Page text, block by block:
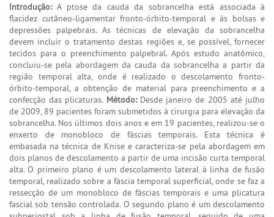
Introdução:A ptose da cauda da sobrancelha está associada à
flacidez cutâneo-ligamentar fronto-órbito-temporal e às bolsas e
depressões palpebrais. As técnicas de elevação da sobrancelha
devem incluir o tratamento destas regiões e, se possível, fornecer
tecidos para o preenchimento palpebral. Após estudo anatômico,
concluiu-se pela abordagem da cauda da sobrancelha a partir da
região temporal alta, onde é realizado o descolamento fronto-
órbito-temporal, a obtenção de material para preenchimento e a
confecção das plicaturas. Método:Desde janeiro de 2005 até julho
de 2009, 89 pacientes foram submetidos à cirurgia para elevação da
sobrancelha. Nos últimos dois anos e em 19 pacientes, realizou-se o
enxerto de monobloco de fáscias temporais. Esta técnica é
embasada na técnica de Knise e caracteriza-se pela abordagem em
dois planos de descolamento a partir de uma incisão curta temporal
alta. O primeiro plano é um descolamento lateral à linha de fusão
temporal, realizado sobre a fáscia temporal superficial, onde se faz a
ressecção de um monobloco de fáscias temporais e uma plicatura
fascial sob tensão controlada. O segundo plano é um descolamento